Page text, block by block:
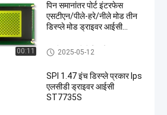
00:11
पिन समानांतर पोर्ट इंटरफेस
एसटीएन/पीले-हरे/नीले मोड तीन
डिस्प्ले मोड ड्राइवर आईसी
चमक 350 पीसीबी बोर्ड के साथ
एसटीएन एलसीडी डिस्प्ले
2025-05-12
SPI 1.47 इंच डिस्प्ले प्रकार Ips
एलसीडी ड्राइवर आईसी
ST7735S